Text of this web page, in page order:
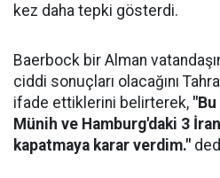
kez daha tepki gösterdi.
Baerbock bir Alman
ciddi sonuçları olacağını
ifade ettiklerini belirterek,
Münih ve Hamburg'daki 3
kapatmaya karar verdim."